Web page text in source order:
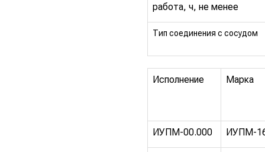
работа, ч, не менее
Тип соединения с сосудом
Исполнение Марка
ИУПМ-00.000 ИУПМ-